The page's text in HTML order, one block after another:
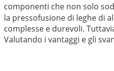
componenti che non solo
la pressofusione di leghe di
complesse e durevoli.
Valutando i vantaggi e gli